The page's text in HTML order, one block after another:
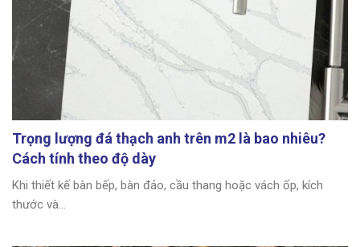
Trọng lượng đá thạch anh trên m2 là bao nhiêu?
Cách tính theo độ dày
Khi thiết kế bàn bếp, bàn đảo, cầu thang hoặc vách ốp, kích
thước và...